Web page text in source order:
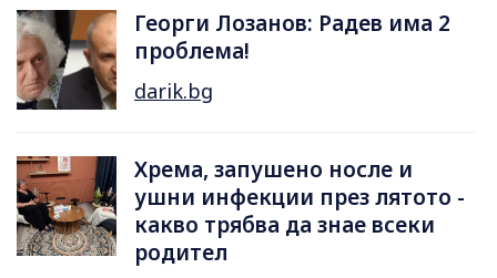
Георги Лозанов: Радев има 2
проблема!
darik.bg
Хрема, запушено носле и
ушни инфекции през лятотo -
какво трябва да знае всеки
родител